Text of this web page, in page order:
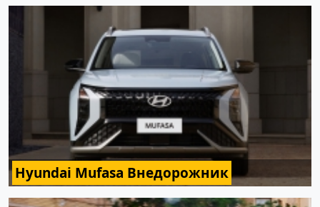
Hyundai Mufasa Внедорожник